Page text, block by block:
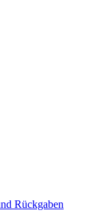
Rückgaben